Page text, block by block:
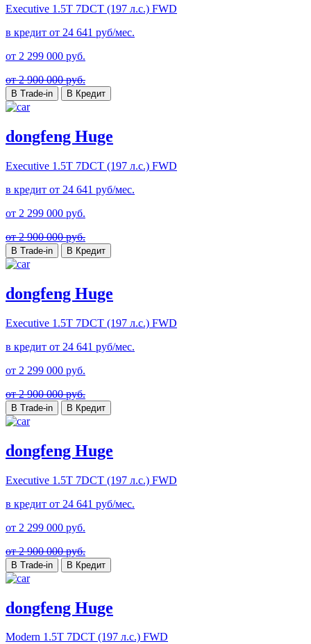
Executive 1.5T 7DCT (197 л.с.) FWD
в кредит от 24 641 руб/мес.
от 2 299 000 руб.
от 2 900 000 руб.
В Trade-in В Кредит
dongfeng Huge
Executive 1.5T 7DCT (197 л.с.) FWD
в кредит от 24 641 руб/мес.
от 2 299 000 руб.
от 2 900 000 руб.
В Trade-in В Кредит
dongfeng Huge
Executive 1.5T 7DCT (197 л.с.) FWD
в кредит от 24 641 руб/мес.
от 2 299 000 руб.
от 2 900 000 руб.
В Trade-in В Кредит
dongfeng Huge
Executive 1.5T 7DCT (197 л.с.) FWD
в кредит от 24 641 руб/мес.
от 2 299 000 руб.
от 2 900 000 руб.
В Trade-in В Кредит
dongfeng Huge
Modern 1.5T 7DCT (197 л.с.) FWD